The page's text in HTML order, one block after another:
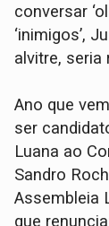
conversar
‘inimigos’,
alvitre, seria
Ano que
ser
Luana ao
Sandro
Assembleia
que